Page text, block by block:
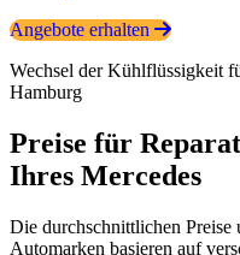
Angebote erhalten
Wechsel der Kühlflüssigkeit
Hamburg
Preise für
Ihres Mercedes
Die durchschnittlichen Preise
Automarken basieren auf